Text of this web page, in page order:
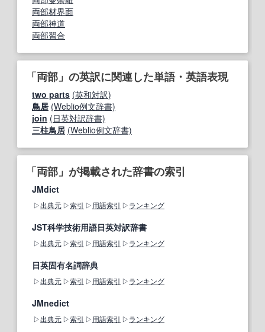
両部材界面
両部神道
両部習合
「両部」の英訳に関連した単語・英語表現
two parts (英和対訳)
鳥居 (Weblio例文辞書)
join (日英対訳辞書)
三柱鳥居 (Weblio例文辞書)
「両部」が掲載された辞書の索引
JMdict
出典元 索引 用語索引 ランキング
JST科学技術用語日英対訳辞書
出典元 索引 用語索引 ランキング
日英固有名詞辞典
出典元 索引 用語索引 ランキング
JMnedict
出典元 索引 用語索引 ランキング